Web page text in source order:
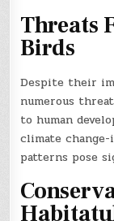
Threats
Birds
Despite their
numerous
to human
climate
patterns pose